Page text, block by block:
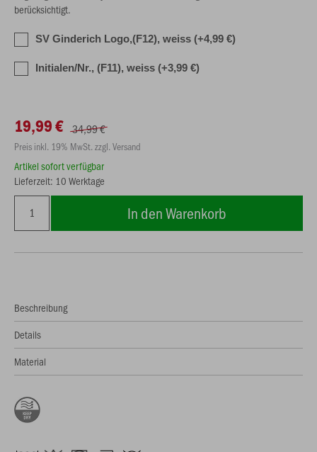
berücksichtigt.
SV Ginderich Logo,(F12), weiss (+4,99 €)
Initialen/Nr., (F11), weiss (+3,99 €)
19,99 € 34,99 €
Preis inkl. 19% MwSt. zzgl. Versand
Artikel sofort verfügbar
Lieferzeit: 10 Werktage
In den Warenkorb
Beschreibung
Details
Material